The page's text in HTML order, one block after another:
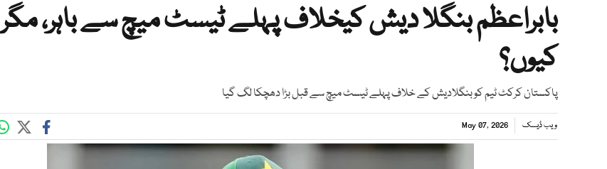
بابراعظم بنگلا دیش کیخلاف پہلے ٹیسٹ میچ سے باہر، مگر
کیوں؟
پاکستان کرکٹ ٹیم کو بنگلادیش کے خلاف پہلے ٹیسٹ میچ سے قبل بڑا دھچکا لگ گیا
ویب ڈیسک May 07, 2026